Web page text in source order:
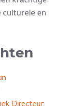
culturele en
Directeur: